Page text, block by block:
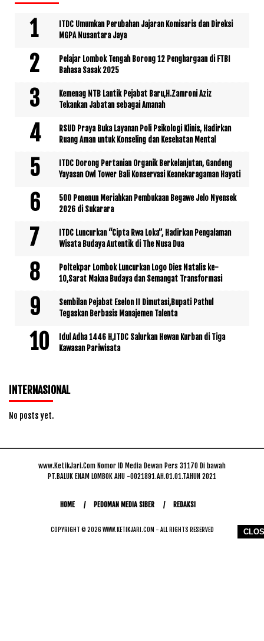
ITDC Umumkan Perubahan Jajaran Komisaris dan Direksi
MGPA Nusantara Jaya
Pelajar Lombok Tengah Borong 12 Penghargaan di FTBI
Bahasa Sasak 2025
Kemenag NTB Lantik Pejabat Baru,H.Zamroni Aziz
Tekankan Jabatan sebagai Amanah
RSUD Praya Buka Layanan Poli Psikologi Klinis, Hadirkan
Ruang Aman untuk Konseling dan Kesehatan Mental
ITDC Dorong Pertanian Organik Berkelanjutan, Gandeng
Yayasan Owl Tower Bali Konservasi Keanekaragaman Hayati
500 Penenun Meriahkan Pembukaan Begawe Jelo Nyensek
2026 di Sukarara
ITDC Luncurkan “Cipta Rwa Loka”, Hadirkan Pengalaman
Wisata Budaya Autentik di The Nusa Dua
Poltekpar Lombok Luncurkan Logo Dies Natalis ke-
10,Sarat Makna Budaya dan Semangat Transformasi
Sembilan Pejabat Eselon II Dimutasi,Bupati Pathul
Tegaskan Berbasis Manajemen Talenta
Idul Adha 1446 H,ITDC Salurkan Hewan Kurban di Tiga
Kawasan Pariwisata
INTERNASIONAL
No posts yet.
www.KetikJari.Com Nomor ID Media Dewan Pers 31170 Di bawah
PT.BALUK ENAM LOMBOK AHU -0021891.AH.01.01.TAHUN 2021
HOME PEDOMAN MEDIA SIBER REDAKSI
COPYRIGHT © 2026 WWW.KETIKJARI.COM - ALL RIGHTS RESERVED